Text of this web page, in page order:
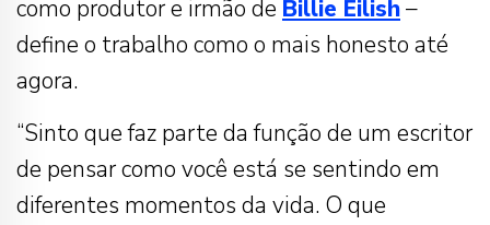
como produtor e irmão de Billie Eilish–
define o trabalho como o mais honesto até
agora.
“Sinto que faz parte da função de um escritor
de pensar como você está se sentindo em
diferentes momentos da vida. O que